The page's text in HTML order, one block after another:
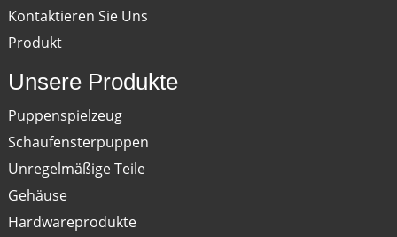
Kontaktieren Sie Uns
Produkt
Unsere Produkte
Puppenspielzeug
Schaufensterpuppen
Unregelmäßige Teile
Gehäuse
Hardwareprodukte